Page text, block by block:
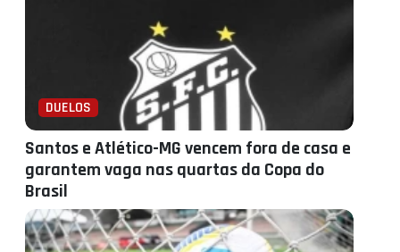
DUELOS
Santos e Atlético-MG vencem fora de casa e
garantem vaga nas quartas da Copa do
Brasil